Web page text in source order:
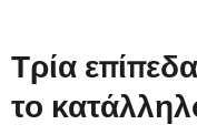
Τρία
το